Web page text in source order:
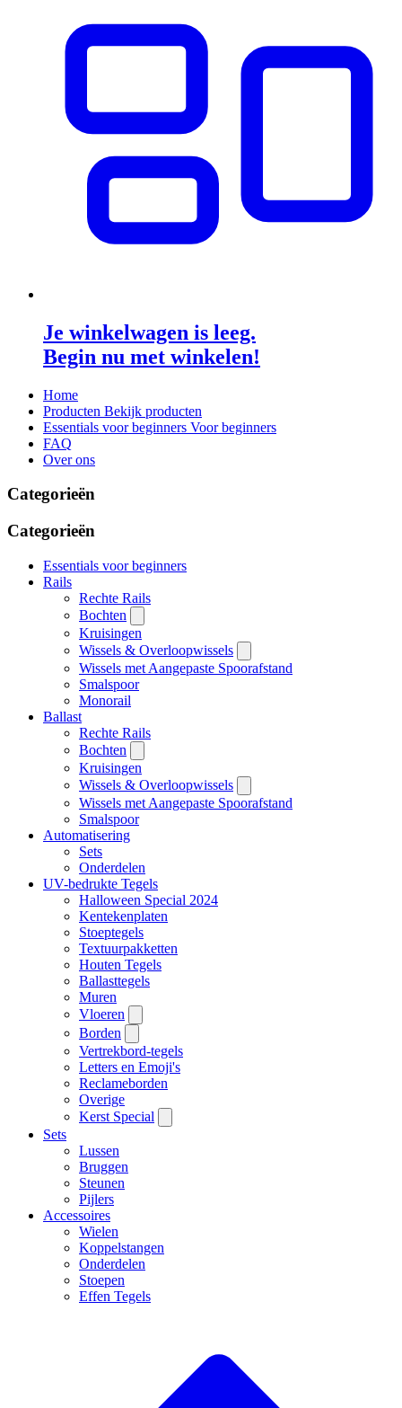
Je winkelwagen is leeg.
Begin nu met winkelen!
Home
Producten Bekijk producten
Essentials voor beginners Voor beginners
FAQ
Over ons
Categorieën
Categorieën
Essentials voor beginners
Rails
Rechte Rails
Bochten
Kruisingen
Wissels & Overloopwissels
Wissels met Aangepaste Spoorafstand
Smalspoor
Monorail
Ballast
Rechte Rails
Bochten
Kruisingen
Wissels & Overloopwissels
Wissels met Aangepaste Spoorafstand
Smalspoor
Automatisering
Sets
Onderdelen
UV-bedrukte Tegels
Halloween Special 2024
Kentekenplaten
Stoeptegels
Textuurpakketten
Houten Tegels
Ballasttegels
Muren
Vloeren
Borden
Vertrekbord-tegels
Letters en Emoji's
Reclameborden
Overige
Kerst Special
Sets
Lussen
Bruggen
Steunen
Pijlers
Accessoires
Wielen
Koppelstangen
Onderdelen
Stoepen
Effen Tegels